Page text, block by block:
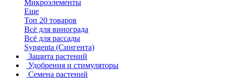
Микроэлементы
Еще
Топ 20 товаров
Всё для винограда
Всё для рассады
Syngenta (Сингента)
Защита растений
Удобрения и стимуляторы
Семена растений